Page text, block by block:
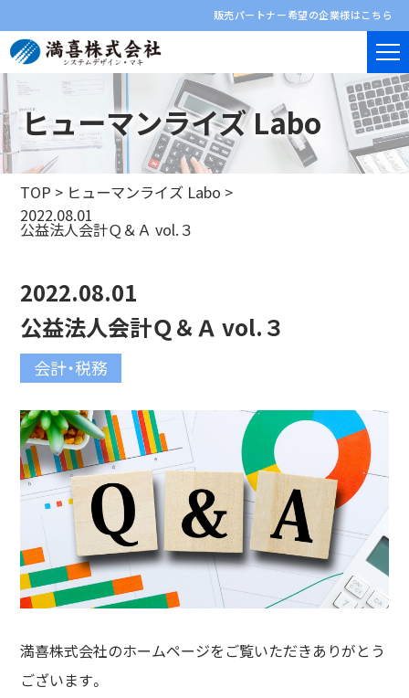
販売パートナー希望の企業様はこちら
ヒューマンライズ Labo
TOP > ヒューマンライズ Labo >
2022.08.01
公益法人会計Ｑ＆Ａ vol.３
2022.08.01
公益法人会計Ｑ＆Ａ vol.３
会計・税務
満喜株式会社のホームページをご覧いただきありがとう
ございます。